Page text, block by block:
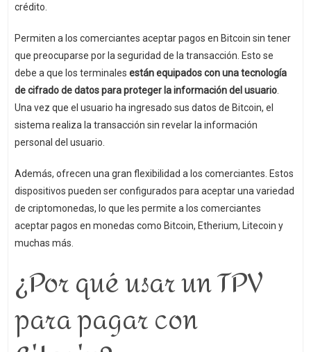
crédito.
Permiten a los comerciantes aceptar pagos en Bitcoin sin tener
que preocuparse por la seguridad de la transacción. Esto se
debe a que los terminales están equipados con una tecnología
de cifrado de datos para proteger la información del usuario.
Una vez que el usuario ha ingresado sus datos de Bitcoin, el
sistema realiza la transacción sin revelar la información
personal del usuario.
Además, ofrecen una gran flexibilidad a los comerciantes. Estos
dispositivos pueden ser configurados para aceptar una variedad
de criptomonedas, lo que les permite a los comerciantes
aceptar pagos en monedas como Bitcoin, Etherium, Litecoin y
muchas más.
¿Por qué usar un TPV
para pagar con